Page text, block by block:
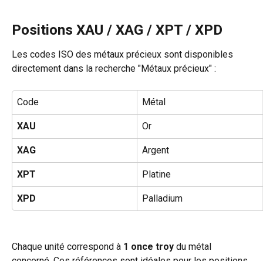
Positions XAU / XAG / XPT / XPD
Les codes ISO des métaux précieux sont disponibles
directement dans la recherche "Métaux précieux" :
Code Métal
XAU Or
XAG Argent
XPT Platine
XPD Palladium
Chaque unité correspond à 1 once troy du métal